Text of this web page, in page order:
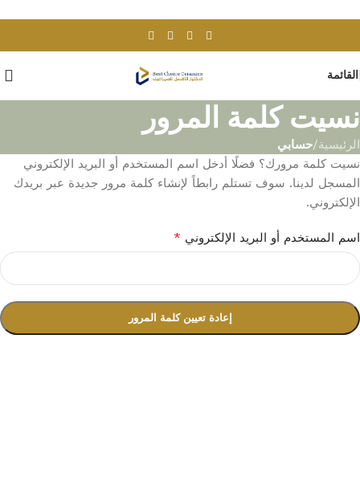
القائمة
نسيت كلمة المرور
الرئيسية/حسابي
نسيت كلمة مرورك؟ فضلًا أدخل اسم المستخدم أو البريد الإلكتروني
المسجل لدينا. سوف تستلم رابطاً لإنشاء كلمة مرور جديدة عبر بريدك
الإلكتروني.
اسم المستخدم أو البريد الإلكتروني *
إعادة تعيين كلمة المرور